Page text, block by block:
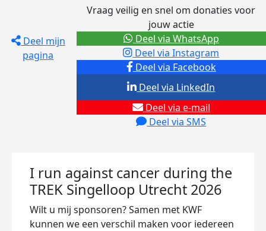
Deel mijn
pagina
Vraag veilig en snel om donaties voor
jouw actie
Deel via Facebook
Deel via Instagram
Deel via e-mail
Deel via SMS
Deel via LinkedIn
Deel via WhatsApp
I run against cancer during the
TREK Singelloop Utrecht 2026
Wilt u mij sponsoren? Samen met KWF
kunnen we een verschil maken voor iedereen